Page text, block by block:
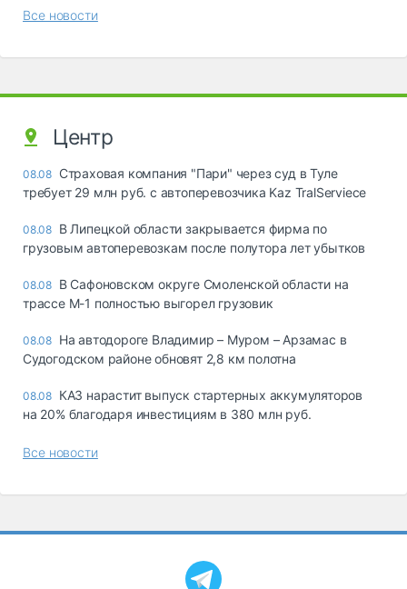
Все новости
Центр
08.08 Страховая компания "Пари" через суд в Туле
требует 29 млн руб. с автоперевозчика Kaz TralServiece
08.08 В Липецкой области закрывается фирма по
грузовым автоперевозкам после полутора лет убытков
08.08 В Сафоновском округе Смоленской области на
трассе М-1 полностью выгорел грузовик
08.08 На автодороге Владимир – Муром – Арзамас в
Судогодском районе обновят 2,8 км полотна
08.08 КАЗ нарастит выпуск стартерных аккумуляторов
на 20% благодаря инвестициям в 380 млн руб.
Все новости